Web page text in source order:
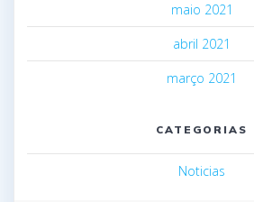
maio 2021
abril 2021
março 2021
CATEGORIAS
Noticias